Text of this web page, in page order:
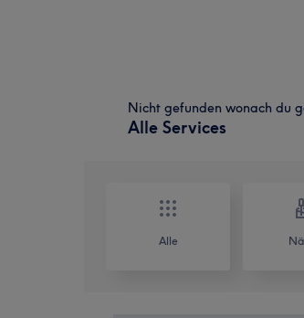
Nicht gefunden wonach du
Alle Services
Alle